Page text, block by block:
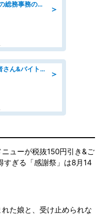
＞
09月開始/住宅メーカーでの総務事務のお仕事/駅近/車通勤可/一般事務/人事労務
＞
ホールスタッフ/「未経験者さん&バイトデビューも大歓迎」残業ほぼなし×1日3時間〜勤務OK!フォロー体制も充実/広島県/広島市南区
ニューが税抜150円引き&ご
すぎる「感謝祭」は8月14
れた娘と、受け止められな